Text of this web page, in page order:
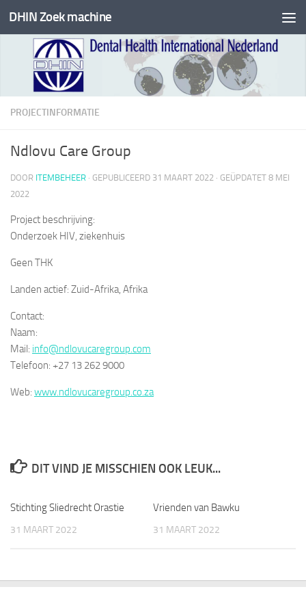
Doorgaan naar inhoud
DHIN Zoek machine
PROJECTINFORMATIE
Ndlovu Care Group
DOOR ITEMBEHEER · GEPUBLICEERD 31 MAART 2022 · GEÜPDATET 8 MEI
2022
Project beschrijving:
Onderzoek HIV, ziekenhuis
Geen THK
Landen actief: Zuid-Afrika, Afrika
Contact:
Naam:
Mail: info@ndlovucaregroup.com
Telefoon: +27 13 262 9000
Web: www.ndlovucaregroup.co.za
DIT VIND JE MISSCHIEN OOK LEUK...
Stichting Sliedrecht Orastie
31 MAART 2022
Vrienden van Bawku
31 MAART 2022